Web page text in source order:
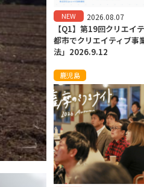
NEW 2026.08.07
【Q1】第19回クリエイ
都市でクリエイティブ事
法」2026.9.12
鹿児島